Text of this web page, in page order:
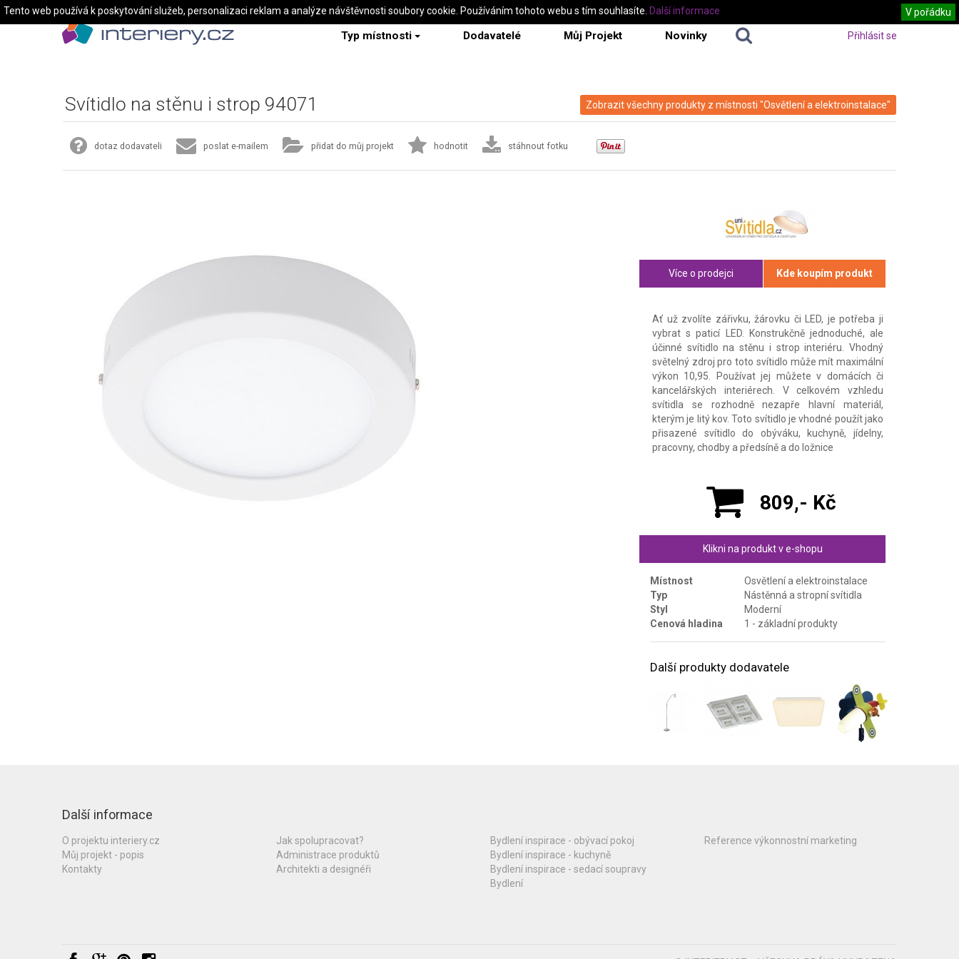
Typ místnosti Dodavatelé Můj Projekt Novinky Přihlásit se
Zobrazit všechny produkty z místnosti "Osvětlení a elektroinstalace"
Svítidlo na stěnu i strop 94071
dotaz dodavateli poslat e-mailem přidat do můj projekt hodnotit stáhnout fotku
Více o prodejci Kde koupím produkt
Ať už zvolíte zářivku, žárovku či LED, je potřeba ji
vybrat s paticí LED. Konstrukčně jednoduché, ale
účinné svítidlo na stěnu i strop interiéru. Vhodný
světelný zdroj pro toto svítidlo může mít maximální
výkon 10,95. Používat jej můžete v domácích či
kancelářských interiérech. V celkovém vzhledu
svítidla se rozhodně nezapře hlavní materiál,
kterým je litý kov. Toto svítidlo je vhodné použít jako
přisazené svítidlo do obýváku, kuchyně, jídelny,
pracovny, chodby a předsíně a do ložnice
809,- Kč
Klikni na produkt v e-shopu
Místnost
Osvětlení a elektroinstalace
Typ
Nástěnná a stropní svítidla
Styl
Moderní
Cenová hladina
1 - základní produkty
Další produkty dodavatele
Další informace
O projektu interiery.cz
Můj projekt - popis
Kontakty
Jak spolupracovat?
Administrace produktů
Architekti a designéři
Bydlení inspirace - obývací pokoj
Bydlení inspirace - kuchyně
Bydlení inspirace - sedací soupravy
Bydlení
Reference výkonnostní marketing
Tento web používá k poskytování služeb, personalizaci reklam a analýze návštěvnosti soubory cookie. Používáním tohoto webu s tím souhlasíte. V pořádku
Další informace